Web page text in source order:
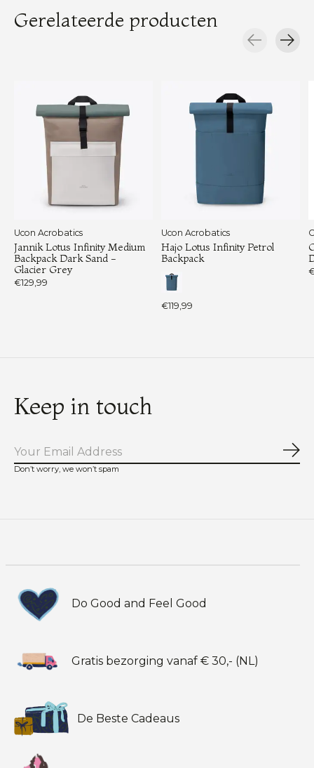
Gerelateerde producten
Ucon Acrobatics
Jannik Lotus Infinity Medium
Backpack Dark Sand -
Glacier Grey
€129,99
Ucon Acrobatics
Hajo Lotus Infinity Petrol
Backpack
€119,99
Keep in touch
Don’t worry, we won’t spam
Do Good and Feel Good
Gratis bezorging vanaf € 30,- (NL)
De Beste Cadeaus